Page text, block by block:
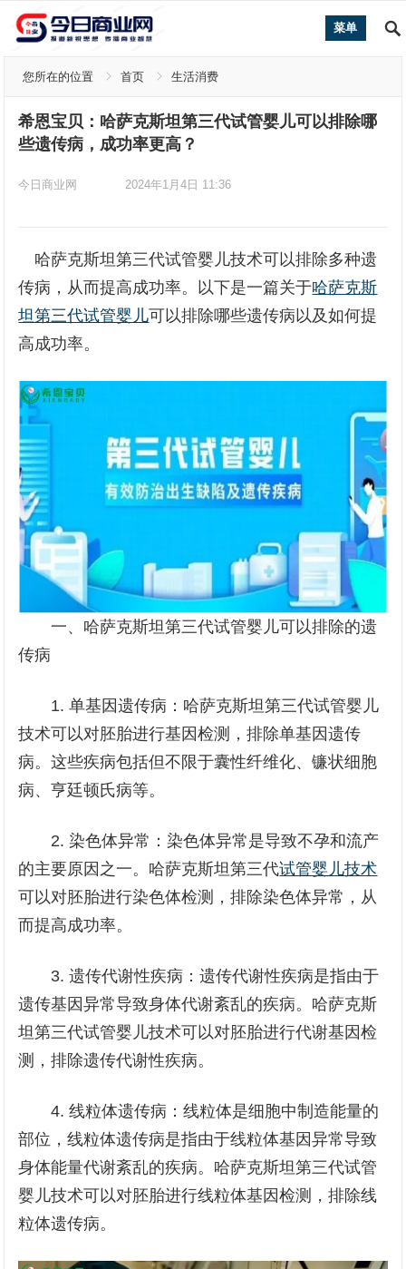
菜单
您所在的位置 首页 生活消费
希恩宝贝：哈萨克斯坦第三代试管婴儿可以排除哪
些遗传病，成功率更高？
今日商业网 2024年1月4日 11:36
哈萨克斯坦第三代试管婴儿技术可以排除多种遗
传病，从而提高成功率。以下是一篇关于哈萨克斯
坦第三代试管婴儿可以排除哪些遗传病以及如何提
高成功率。
一、哈萨克斯坦第三代试管婴儿可以排除的遗
传病
1. 单基因遗传病：哈萨克斯坦第三代试管婴儿
技术可以对胚胎进行基因检测，排除单基因遗传
病。这些疾病包括但不限于囊性纤维化、镰状细胞
病、亨廷顿氏病等。
2. 染色体异常：染色体异常是导致不孕和流产
的主要原因之一。哈萨克斯坦第三代试管婴儿技术
可以对胚胎进行染色体检测，排除染色体异常，从
而提高成功率。
3. 遗传代谢性疾病：遗传代谢性疾病是指由于
遗传基因异常导致身体代谢紊乱的疾病。哈萨克斯
坦第三代试管婴儿技术可以对胚胎进行代谢基因检
测，排除遗传代谢性疾病。
4. 线粒体遗传病：线粒体是细胞中制造能量的
部位，线粒体遗传病是指由于线粒体基因异常导致
身体能量代谢紊乱的疾病。哈萨克斯坦第三代试管
婴儿技术可以对胚胎进行线粒体基因检测，排除线
粒体遗传病。